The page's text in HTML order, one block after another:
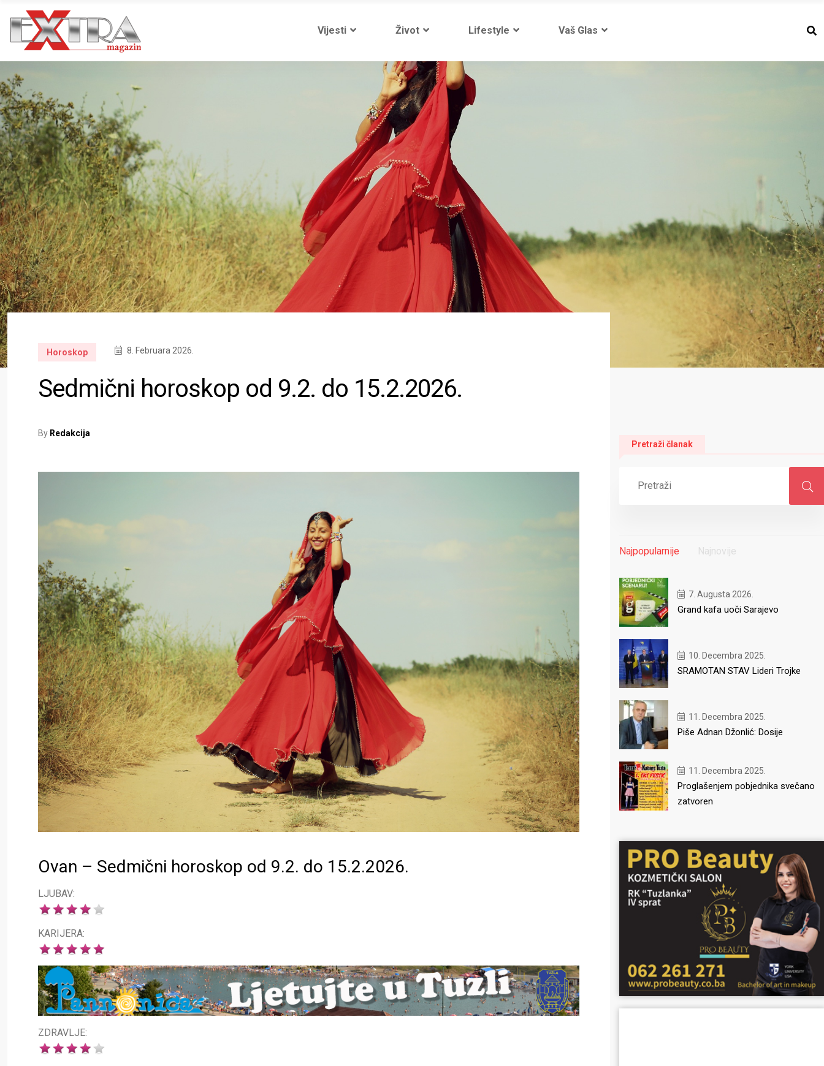
Vijesti Život Lifestyle Vaš Glas
Horoskop 8. Februara 2026.
Sedmični horoskop od 9.2. do 15.2.2026.
By Redakcija
Ovan – Sedmični horoskop od 9.2. do 15.2.2026.
LJUBAV:
KARIJERA:
ZDRAVLJE:
Pretraži članak
Najpopularnije Najnovije
7. Augusta 2026.
Grand kafa uoči Sarajevo
10. Decembra 2025.
SRAMOTAN STAV Lideri Trojke
11. Decembra 2025.
Piše Adnan Džonlić: Dosije
11. Decembra 2025.
Proglašenjem pobjednika svečano
zatvoren